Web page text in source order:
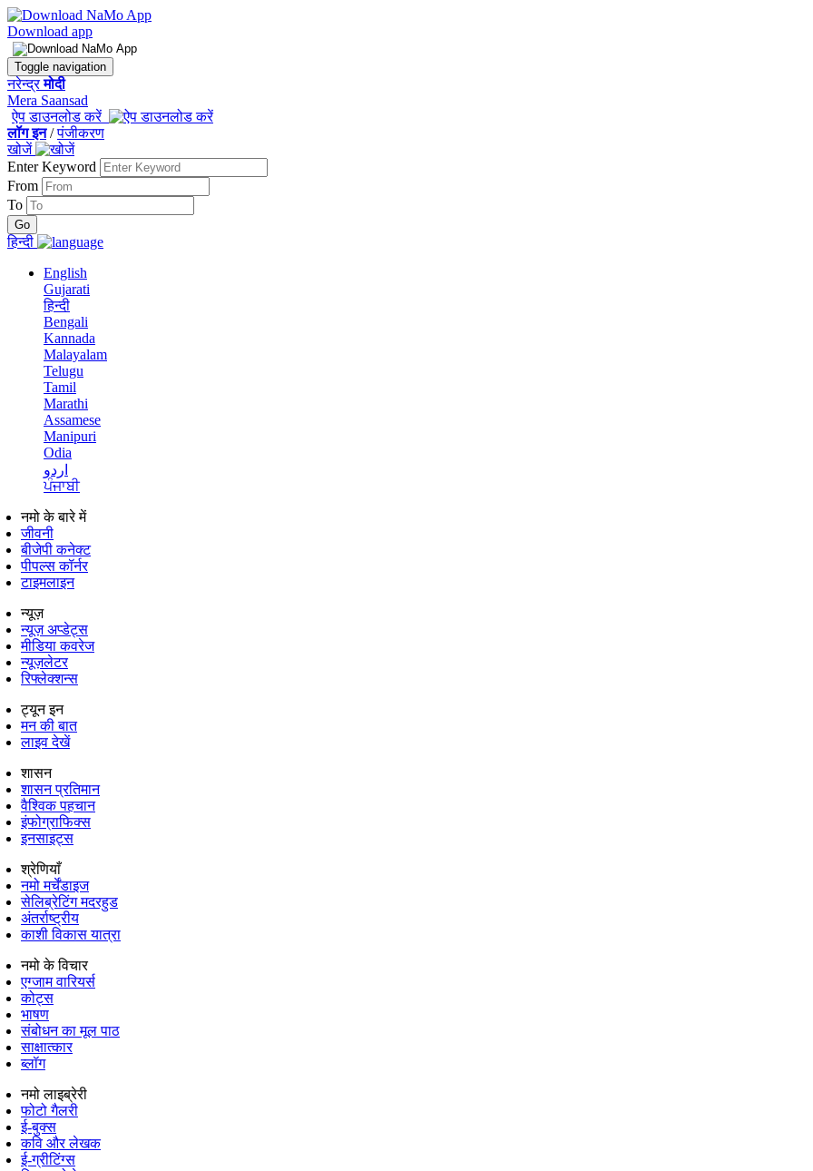
Download app
Toggle navigation
नरेन्द्रमोदी
Mera Saansad
ऐप डाउनलोड करें
लॉग इन/पंजीकरण
खोजें
Enter Keyword
From
To
हिन्दी
English
Gujarati
हिन्दी
Bengali
Kannada
Malayalam
Telugu
Tamil
Marathi
Assamese
Manipuri
Odia
اردو
ਪੰਜਾਬੀ
नमो के बारे में
जीवनी
बीजेपी कनेक्ट
पीपल्स कॉर्नर
टाइमलाइन
न्यूज़
न्यूज़ अप्डेट्स
मीडिया कवरेज
न्यूज़लेटर
रिफ्लेक्शन्स
ट्यून इन
मन की बात
लाइव देखें
शासन
शासन प्रतिमान
वैश्विक पहचान
इंफोग्राफिक्स
इनसाइट्स
श्रेणियाँ
नमो मर्चेंडाइज
सेलिब्रेटिंग मदरहुड
अंतर्राष्‍ट्रीय
काशी विकास यात्रा
नमो के विचार
एग्जाम वारियर्स
कोट्स
भाषण
संबोधन का मूल पाठ
साक्षात्कार
ब्लॉग
नमो लाइब्रेरी
फोटो गैलरी
ई-बुक्स
कवि और लेखक
ई-ग्रीटिंग्स